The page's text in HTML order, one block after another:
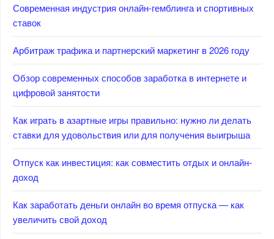
Современная индустрия онлайн-гемблинга и спортивных
ставок
Арбитраж трафика и партнерский маркетинг в 2026 году
Обзор современных способов заработка в интернете и
цифровой занятости
Как играть в азартные игры правильно: нужно ли делать
ставки для удовольствия или для получения выигрыша
Отпуск как инвестиция: как совместить отдых и онлайн-
доход
Как заработать деньги онлайн во время отпуска — как
увеличить свой доход